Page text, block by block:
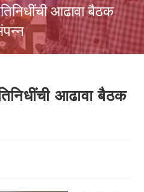
आढावा बैठक
आढावा बैठक